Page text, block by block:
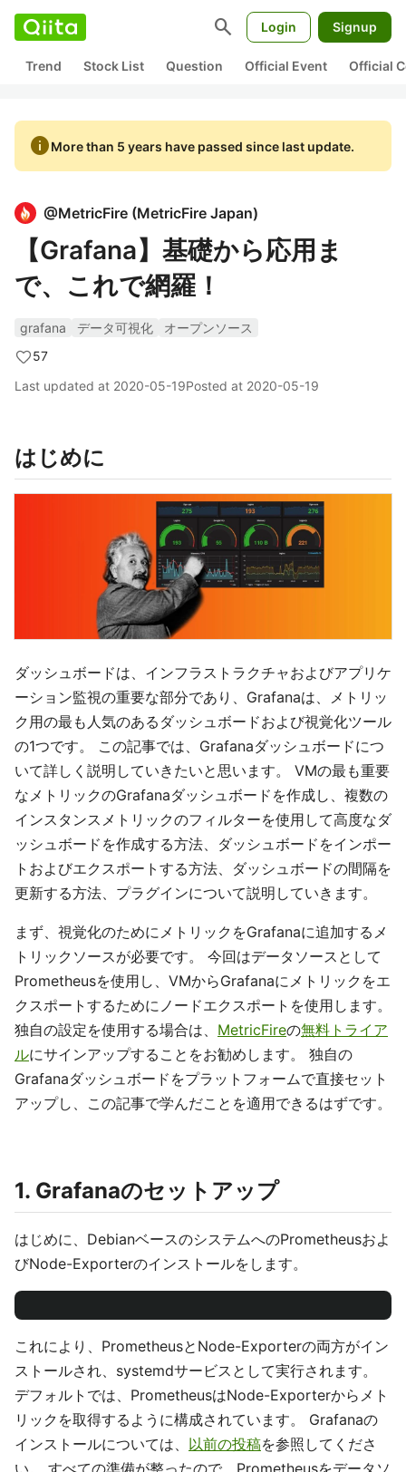
search Login Signup
Trend Stock List Question Official Event Official
infoMore than 5 years have passed since last update.
@MetricFire (MetricFire Japan)
【Grafana】基礎から応用ま
で、これで網羅！
grafana データ可視化
オープンソース
57
Last updated at 2020-05-19Posted at 2020-05-19
はじめに
ダッシュボードは、インフラストラクチャおよびアプリケ
ーション監視の重要な部分であり、Grafanaは、メトリッ
ク用の最も人気のあるダッシュボードおよび視覚化ツール
の1つです。 この記事では、Grafanaダッシュボードにつ
いて詳しく説明していきたいと思います。 VMの最も重要
なメトリックのGrafanaダッシュボードを作成し、複数の
インスタンスメトリックのフィルターを使用して高度なダ
ッシュボードを作成する方法、ダッシュボードをインポー
トおよびエクスポートする方法、ダッシュボードの間隔を
更新する方法、プラグインについて説明していきます。
まず、視覚化のためにメトリックをGrafanaに追加するメ
トリックソースが必要です。 今回はデータソースとして
Prometheusを使用し、VMからGrafanaにメトリックをエ
クスポートするためにノードエクスポートを使用します。
独自の設定を使用する場合は、 MetricFireの無料トライア
ルにサインアップすることをお勧めします。 独自の
Grafanaダッシュボードをプラットフォームで直接セット
アップし、この記事で学んだことを適用できるはずです。
1. Grafanaのセットアップ
はじめに、DebianベースのシステムへのPrometheusおよ
びNode-Exporterのインストールをします。
これにより、PrometheusとNode-Exporterの両方がイン
ストールされ、systemdサービスとして実行されます。
デフォルトでは、PrometheusはNode-Exporterからメト
リックを取得するように構成されています。 Grafanaの
インストールについては、 以前の投稿を参照してくださ
い。 すべての準備が整ったので、Prometheusをデータソ